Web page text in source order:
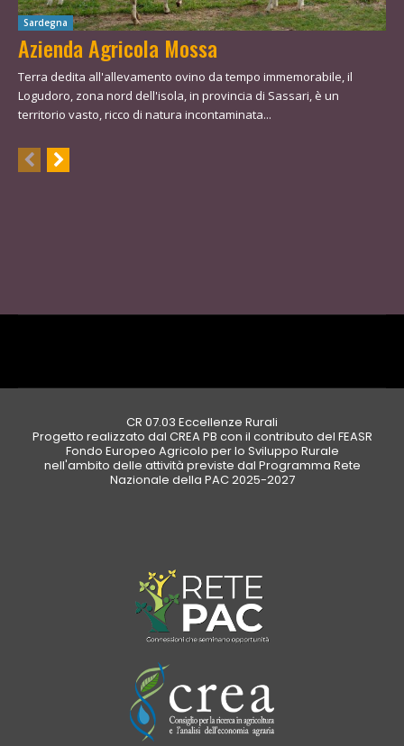
Sardegna
Azienda Agricola Mossa
Terra dedita all'allevamento ovino da tempo immemorabile, il
Logudoro, zona nord dell'isola, in provincia di Sassari, è un
territorio vasto, ricco di natura incontaminata...
CR 07.03 Eccellenze Rurali
Progetto realizzato dal CREA PB con il contributo del FEASR
Fondo Europeo Agricolo per lo Sviluppo Rurale
nell'ambito delle attività previste dal Programma Rete
Nazionale della PAC 2025-2027